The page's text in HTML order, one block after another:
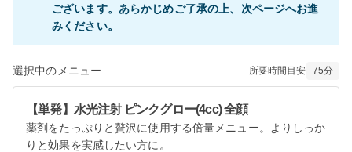
ございます。あらかじめご了承の上、次ページへお進
選択中のメニュー 所要時間目安 75分
【単発】水光注射 ピンクグロー(4cc) 全顔
薬剤をたっぷりと贅沢に使用する倍量メニュー。よりしっか
りと効果を実感したい方に。